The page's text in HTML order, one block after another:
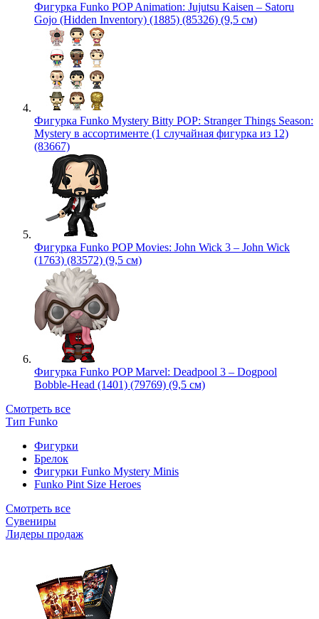
Фигурка Funko POP Animation: Jujutsu Kaisen – Satoru
Gojo (Hidden Inventory) (1885) (85326) (9,5 см)
Фигурка Funko Mystery Bitty POP: Stranger Things Season:
Mystery в ассортименте (1 случайная фигурка из 12)
(83667)
Фигурка Funko POP Movies: John Wick 3 – John Wick
(1763) (83572) (9,5 см)
Фигурка Funko POP Marvel: Deadpool 3 – Dogpool
Bobble-Head (1401) (79769) (9,5 см)
Смотреть все
Тип Funko
Фигурки
Брелок
Фигурки Funko Mystery Minis
Funko Pint Size Heroes
Смотреть все
Сувениры
Лидеры продаж